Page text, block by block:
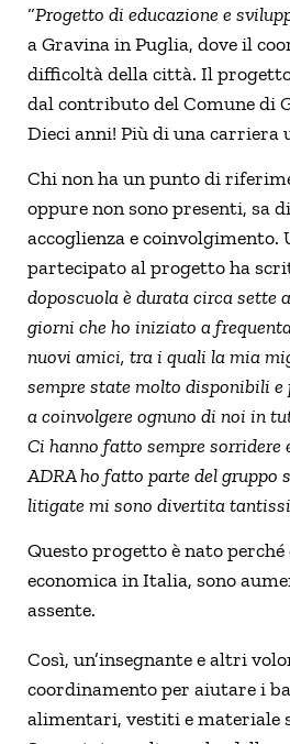
“Progetto di educazione e
a Gravina in Puglia, dove il
difficoltà della città. Il
dal contributo del Comune di
Dieci anni! Più di una carriera
Chi non ha un punto di
oppure non sono presenti, sa
accoglienza e coinvolgimento.
partecipato al progetto ha
doposcuola è durata circa sette
giorni che ho iniziato a
nuovi amici, tra i quali la mia
sempre state molto disponibili
a coinvolgere ognuno di noi in
Ci hanno fatto sempre sorridere
ADRA ho fatto parte del gruppo
litigate mi sono divertita
Questo progetto è nato
economica in Italia, sono
assente.
Così, un’insegnante e altri
coordinamento per aiutare i
alimentari, vestiti e materiale